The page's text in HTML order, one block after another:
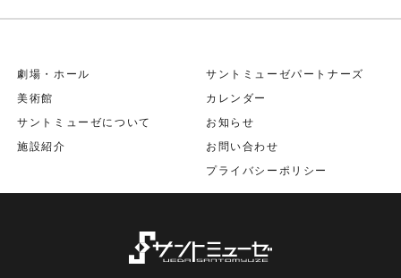
劇場・ホール
美術館
サントミューゼについて
施設紹介
サントミューゼパートナーズ
カレンダー
お知らせ
お問い合わせ
プライバシーポリシー